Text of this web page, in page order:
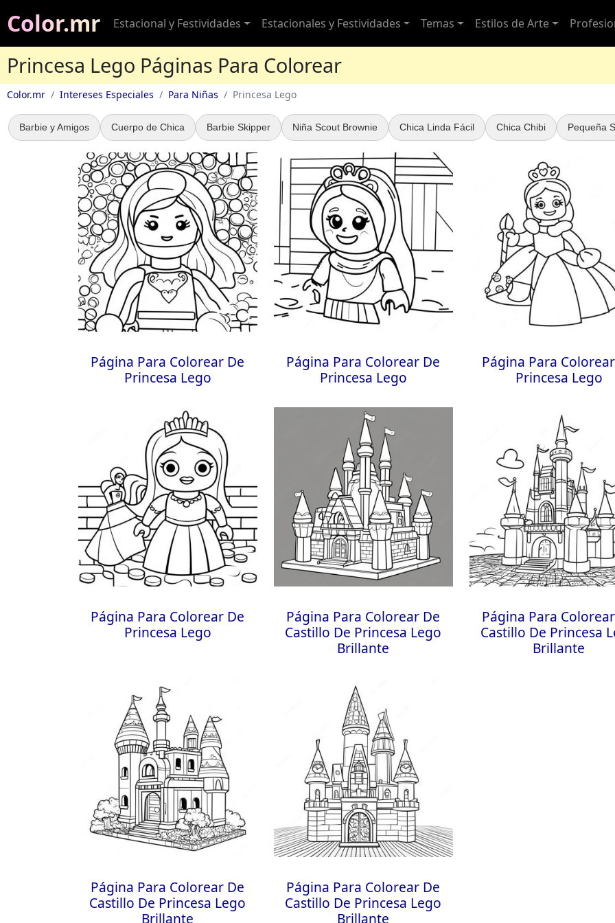
Color.mr Estacional y Festividades Estacionales y Festividades Temas Estilos de Arte
Princesa Lego Páginas Para Colorear
Color.mr Intereses Especiales Para Niñas Princesa Lego
Barbie y Amigos Cuerpo de Chica Barbie Skipper Niña Scout Brownie Chica Linda Fácil Chica Chibi Pequeña
Página Para Colorear De
Princesa Lego
Página Para Colorear De
Princesa Lego
Página Para
Princesa Lego
Página Para Colorear De
Princesa Lego
Página Para Colorear De
Castillo De Princesa Lego
Brillante
Página Para
Castillo De Princesa
Brillante
Página Para Colorear De
Castillo De Princesa Lego
Brillante
Página Para Colorear De
Castillo De Princesa Lego
Brillante